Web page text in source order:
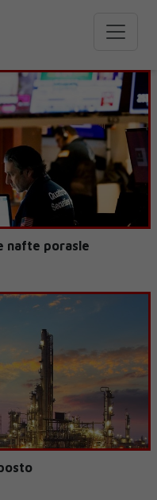
nafte porasle